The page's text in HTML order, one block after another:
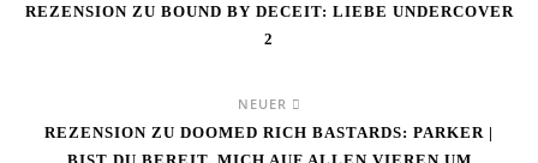
REZENSION ZU BOUND BY DECEIT: LIEBE UNDERCOVER
2
NEUER
REZENSION ZU DOOMED RICH BASTARDS: PARKER |